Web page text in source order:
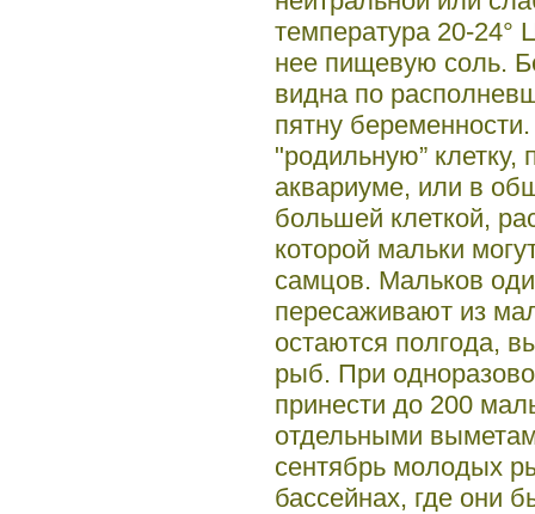
температура 20-24°
нее пищевую соль.
видна по
пятну
"родильную”
аквариуме, или в
большей клеткой,
которой мальки
самцов. Мальков
пересаживают из
остаются полгода,
рыб. При
принести до 200
отдельными
сентябрь молодых
бассейнах, где они